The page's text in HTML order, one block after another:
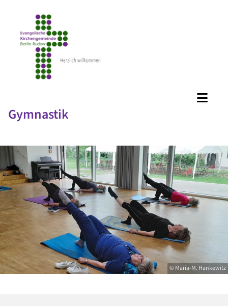
Gymnastik
© Maria-M. Hankewitz